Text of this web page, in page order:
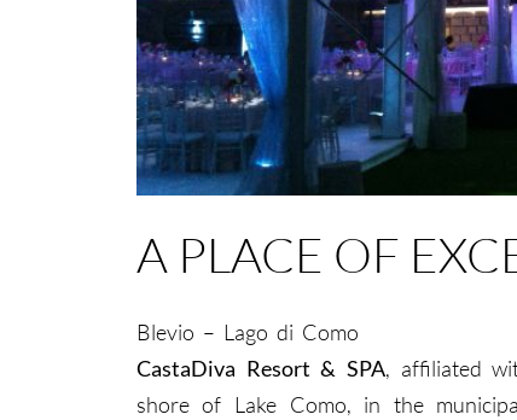
A PLACE OF
Blevio – Lago di Como
CastaDiva Resort & SPA, affiliated
shore of Lake Como, in the